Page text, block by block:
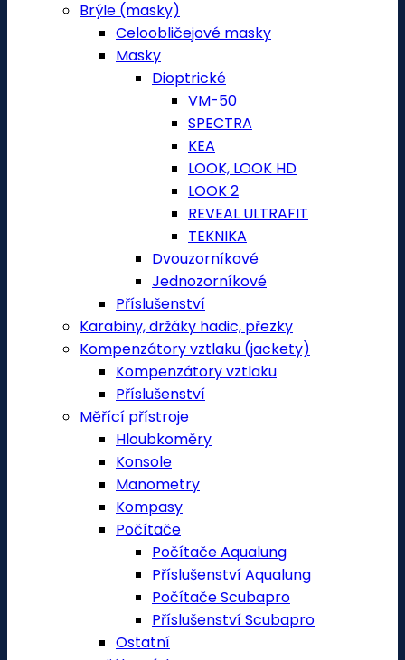
Brýle (masky)
Celoobličejové masky
Masky
Dioptrické
VM-50
SPECTRA
KEA
LOOK, LOOK HD
LOOK 2
REVEAL ULTRAFIT
TEKNIKA
Dvouzorníkové
Jednozorníkové
Příslušenství
Karabiny, držáky hadic, přezky
Kompenzátory vztlaku (jackety)
Kompenzátory vztlaku
Příslušenství
Měřící přístroje
Hloubkoměry
Konsole
Manometry
Kompasy
Počítače
Počítače Aqualung
Příslušenství Aqualung
Počítače Scubapro
Příslušenství Scubapro
Ostatní